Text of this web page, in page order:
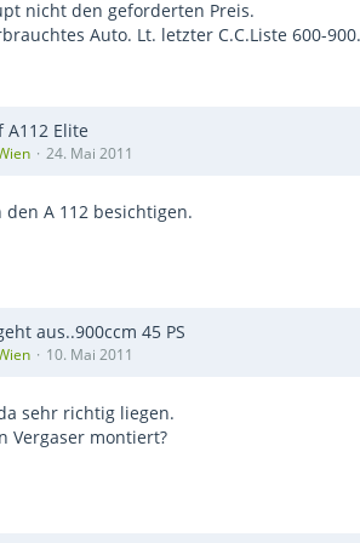
nicht den geforderten Preis.
Auto. Lt. letzter C.C.Liste 600-
A112 Elite
24. Mai 2011
den A 112 besichtigen.
aus..900ccm 45 PS
10. Mai 2011
sehr richtig liegen.
Vergaser montiert?